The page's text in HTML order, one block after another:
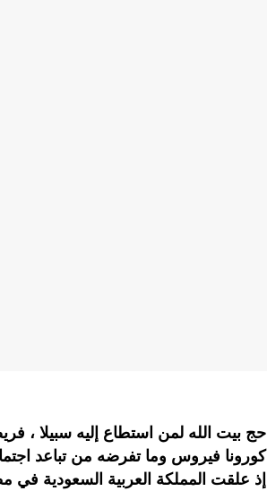
حج بيت الله لمن استطاع إليه سبيلا ،
كورونا فيروس وما تفرضه من تباعد
إذ علقت المملكة العربية السعودية